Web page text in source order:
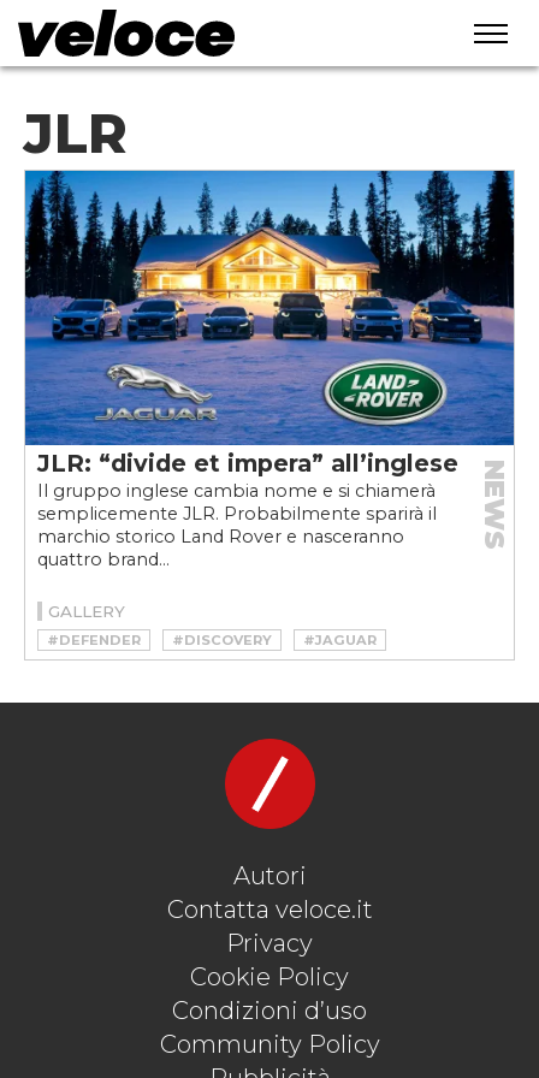
JLR
JLR: “divide et impera” all’inglese
Il gruppo inglese cambia nome e si chiamerà
semplicemente JLR. Probabilmente sparirà il
marchio storico Land Rover e nasceranno
quattro brand...
NEWS
GALLERY
#DEFENDER #DISCOVERY
#JAGUAR
#JLR
#LAND ROVER
#MCGOVERN
Autori
Contatta veloce.it
Privacy
Cookie Policy
Condizioni d’uso
Community Policy